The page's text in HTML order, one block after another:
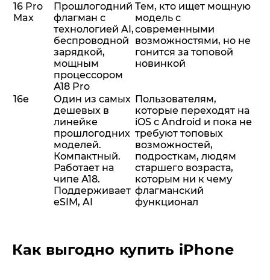
16 Pro
Max
Прошлогодний
флагман с
технологией AI,
беспроводной
зарядкой,
мощным
процессором
А18 Pro
Тем, кто ищет мощную
модель с
современными
возможностями, но не
гонится за топовой
новинкой
16e
Один из самых
дешевых в
линейке
прошлогодних
моделей.
Компактный.
Работает на
чипе А18.
Поддерживает
eSIM, AI
Пользователям,
которые переходят на
iOS с Android и пока не
требуют топовых
возможностей,
подросткам, людям
старшего возраста,
которым ни к чему
флагманский
функционал
Как выгодно купить iPhone